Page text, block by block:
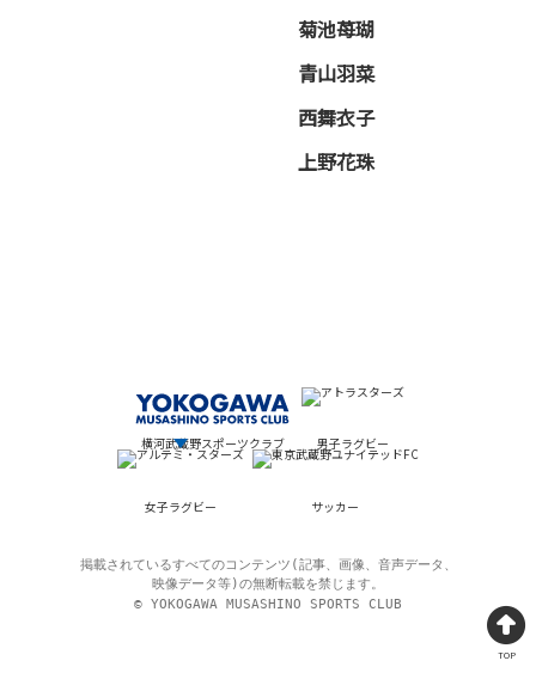
菊池苺瑚
青山羽菜
西舞衣子
上野花珠
横河武蔵野スポーツクラブ 男子ラグビー
女子ラグビー サッカー
TOP
掲載されているすべてのコンテンツ(記事、画像、音声データ、
映像データ等)の無断転載を禁じます。
© YOKOGAWA MUSASHINO SPORTS CLUB